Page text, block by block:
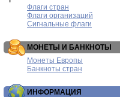
Флаги стран
Флаги организаций
Сигнальные флаги
МОНЕТЫ И БАНКНОТЫ
Монеты Европы
Банкноты стран
ИНФОРМАЦИЯ